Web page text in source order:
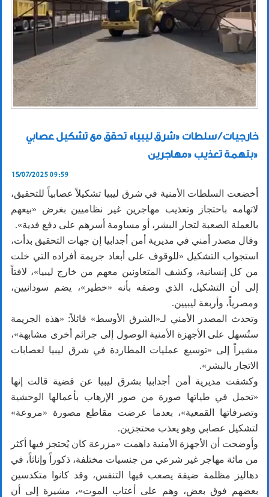
خارجيات / سلطات «شرق ليبيا» تحقق مع تشكيل عصابي
بتهمة تعذيب «مهاجرين»
15/07/2025 09:59
أخضعت السلطات الأمنية في شرق ليبيا تشكيلاً عصابياً للتحقيق،
لاتهامه باحتجاز وتعذيب مهاجرين غير نظاميين بغرض «بيعهم
بالعملة الصعبة لتجار البشر، أو مساومة أسرهم على دفع فدية».
وقال مصدر أمني في مديرية أمن أجدابيا إن جهات التحقيق بدأت،
استجواب التشكيل «للوقوف على أبعاد جريمة أفراده التي خلت
من كل إنسانية، وكشف المتعاونين معهم من خارج ليبيا»، لافتاً
إلى أن التشكيل، الذي وصفه بأنه «خطير»، يضم سودانيين،
ومصرياً، وأربعة ليبيين.
وتحدث المصدر الأمني لـ«الشرق الأوسط» قائلاً: «هذه الجريمة
ستُسهل على الأجهزة الأمنية الوصول إلى جرائم أخرى مشابهة»،
مشيراً إلى «توسيع عمليات المطاردة في شرق ليبيا لعصابات
الاتجار بالبشر».
وكشفت مديرية أمن أجدابيا بشرق ليبيا عن قضية قالت إنها
«تحمل في طياتها صورة من صور الإرهاب بأعمالها الوحشية
وتصرفاتها القمعية»، بعدما عرضت مقاطع مصورة «مروعة»
لتشكيل عصابي وهو يعذب محتجزين.
وأوضحت أن الأجهزة الأمنية داهمت «مزرعة كان يُحتجز فيها أكثر
من مائة مهاجر غير شرعي من جنسيات مختلفة، ذكوراً وإناثاً، في
دهاليز مظلمة ضيقة يصعب فيها التنفس، وقد كانوا متكدسين
بعضهم فوق بعض، وهم على أعتاب الموت»، مشيرة إلى أن